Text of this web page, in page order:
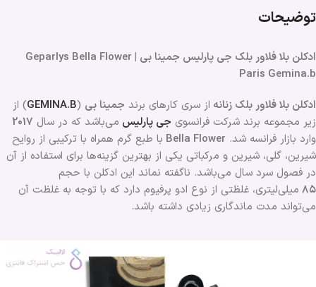
توضیحات
ادکلن بلا فلاور بلک جی پارلیس جمینا بی | Geparlys Bella Flower
Paris Gemina.b
ادکلن بلا فلاور بلک زنانه از سری کارهای برند جمینا بی (
GEMINA.B) از
زیر مجموعه برند شرکت فرانسوی جی پارلیس می‌باشد که در سال 2017
وارد بازار فرانسه شد. Bella Flower با طبع گرم همراه با ترکیبی از روایح
شیرین، گلی، شیرین و مرکباتی یکی از بهترین گزینه‌ها برای استفاده از آن
در فصول سرد سال می‌باشد. ناگفته نماند این ادکلن با حجم
۸۵ میلی‌لیتری، غلظتی از نوع ادو پرفیوم دارد که با توجه به غلظت آن
می‌تواند مدت ماندگاری زیادی داشته باشد.